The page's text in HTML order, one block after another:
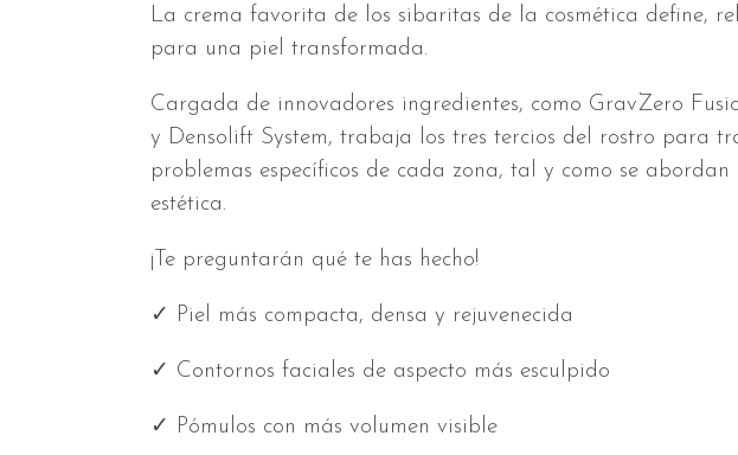
La crema favorita de los sibaritas de la cosmética define,
para una piel transformada.
Cargada de innovadores ingredientes, como GravZero
y Densolift System, trabaja los tres tercios del rostro para
problemas específicos de cada zona, tal y como se abordan
estética.
¡Te preguntarán qué te has hecho!
✓ Piel más compacta, densa y rejuvenecida
✓ Contornos faciales de aspecto más esculpido
✓ Pómulos con más volumen visible